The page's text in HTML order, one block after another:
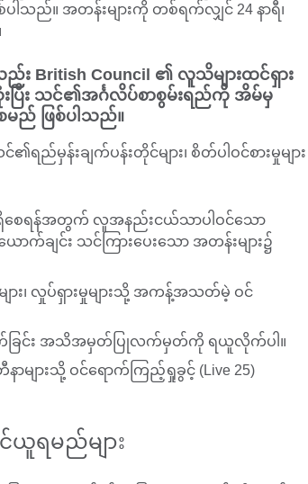
ပါသည်။ အတန်းများကို တစ်ရက်လျှင် 24 နာရီ၊
British Council ၏ လူသိများထင်ရှား
းပြီး သင်၏အင်္ဂလိပ်စာစွမ်းရည်ကို အိမ်မှ
ည် ဖြစ်ပါသည်။
ည်မှန်းချက်ပန်းတိုင်များ၊ စိတ်ပါဝင်စားမှုများ
ေရန်အတွက် လူအနည်းငယ်သာပါဝင်သော
ချင်း သင်ကြားပေးသော အတန်းများ၌
ား၊ လှုပ်ရှားမှုများသို့ အကန့်အသတ်မဲ့ ဝင်
ာက်ခြင်း အသိအမှတ်ပြုလက်မှတ်ကို ရယူလိုက်ပါ။
များသို့ ဝင်ရောက်ကြည့်ရှုခွင့် (Live 25)
ရမည်များ